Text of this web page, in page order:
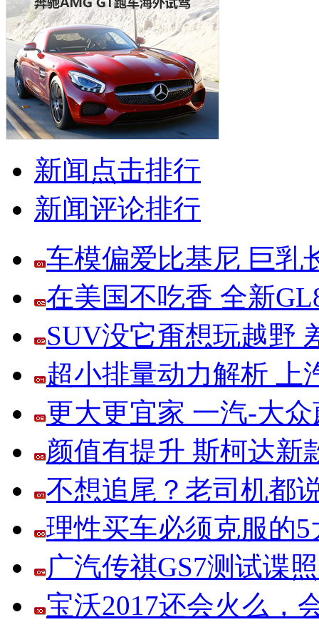
新闻点击排行
新闻评论排行
车模偏爱比基尼 巨乳
在美国不吃香 全新
SUV没它甭想玩越野
超小排量动力解析 上
更大更宜家 一汽-大
颜值有提升 斯柯达新
不想追尾？老司机都
理性买车必须克服的5
广汽传祺GS7测试谍
宝沃2017还会火么，